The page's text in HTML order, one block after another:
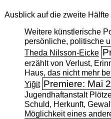
Ausblick auf die zweite Hälfte
Weitere künstlerische
persönliche, politische
Theda Nilsson-Eicke
erzählt von Verlust,
Haus, das nicht mehr
Yiğit Premiere: Mai
Jugendhaftanstalt
Schuld, Herkunft,
Möglichkeit eines